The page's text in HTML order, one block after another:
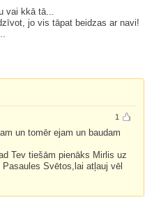
vai kkā tā...
jo vis tāpat beidzas ar navi!
1
un tomēr ejam un baudam
Tev tiešām pienāks Mirlis uz
Svētos,lai atļauj vēl